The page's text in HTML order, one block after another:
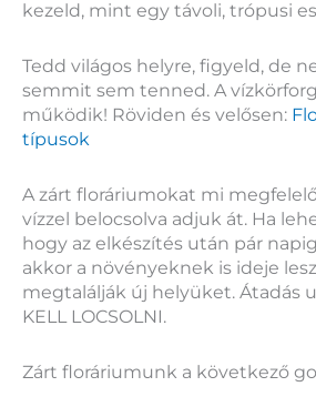
kezeld, mint egy távoli, trópusi
Tedd világos helyre, figyeld, de
semmit sem tenned. A
működik! Röviden és velősen:
típusok
A zárt floráriumokat mi
vízzel belocsolva adjuk át. Ha
hogy az elkészítés után pár
akkor a növényeknek is ideje
megtalálják új helyüket. Átadás
KELL LOCSOLNI.
Zárt floráriumunk a következő